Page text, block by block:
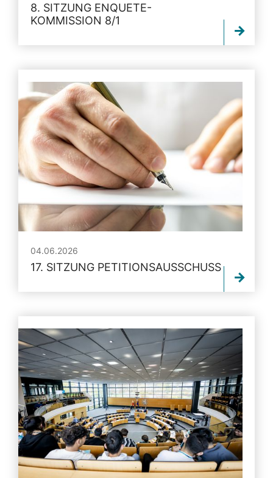
8. SITZUNG ENQUETE-
KOMMISSION 8/1
04.06.2026
17. SITZUNG PETITIONSAUSSCHUSS